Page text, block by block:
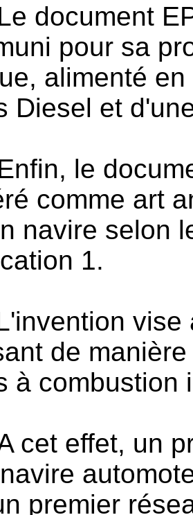
document
pour sa
alimenté
Diesel et
le
comme art
navire selon
1.
vise
de
à combustion
cet effet, un
premier